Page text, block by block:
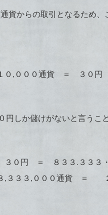
貨からの取引となるため、
,０００通貨 ＝ ３０円
円しか儲けがないと言う
０円 ＝ ８３３.３３３・
３３３,０００通貨 ＝ ２